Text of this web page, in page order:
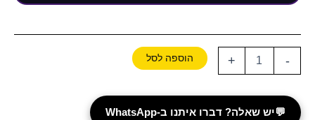
-
+ הוספה לסל
💬יש שאלה? דברו איתנו ב-WhatsApp